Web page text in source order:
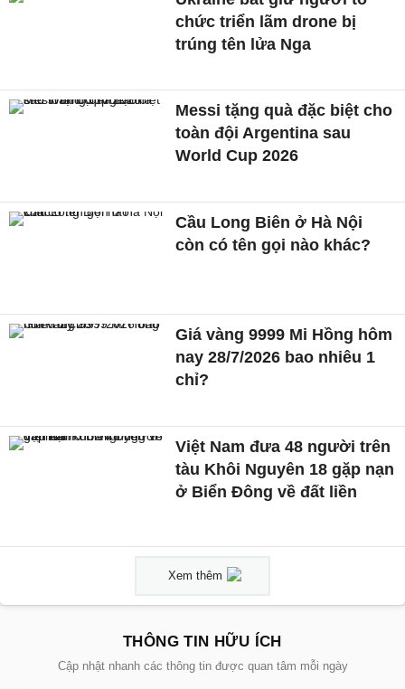
chức triển lãm drone bị
trúng tên lửa Nga
Messi tặng quà đặc biệt cho
toàn đội Argentina sau
World Cup 2026
Cầu Long Biên ở Hà Nội
còn có tên gọi nào khác?
Giá vàng 9999 Mi Hồng hôm
nay 28/7/2026 bao nhiêu 1
chỉ?
Việt Nam đưa 48 người trên
tàu Khôi Nguyên 18 gặp nạn
ở Biển Đông về đất liền
Xem thêm
THÔNG TIN HỮU ÍCH
Cập nhật nhanh các thông tin được quan tâm mỗi ngày